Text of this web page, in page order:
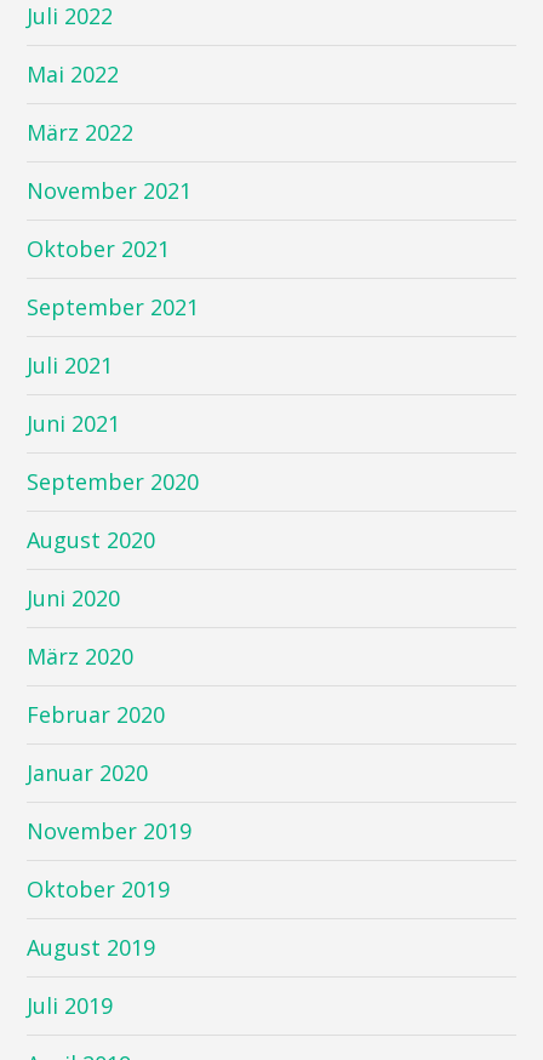
Juli 2022
Mai 2022
März 2022
November 2021
Oktober 2021
September 2021
Juli 2021
Juni 2021
September 2020
August 2020
Juni 2020
März 2020
Februar 2020
Januar 2020
November 2019
Oktober 2019
August 2019
Juli 2019